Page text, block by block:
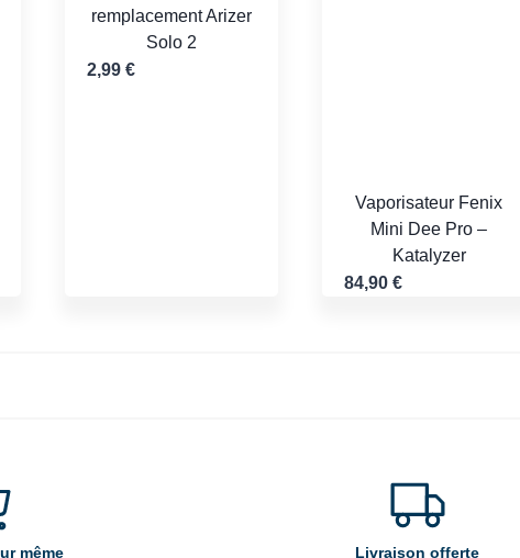
remplacement Arizer
Solo 2
2,99€
Vaporisateur Fenix
Mini Dee Pro –
Katalyzer
84,90€
même Livraison offerte